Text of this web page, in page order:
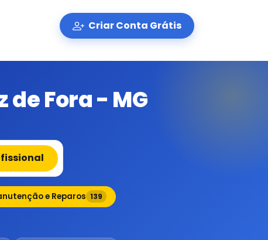
Criar Conta Grátis
Fora - MG
e Reparos 139